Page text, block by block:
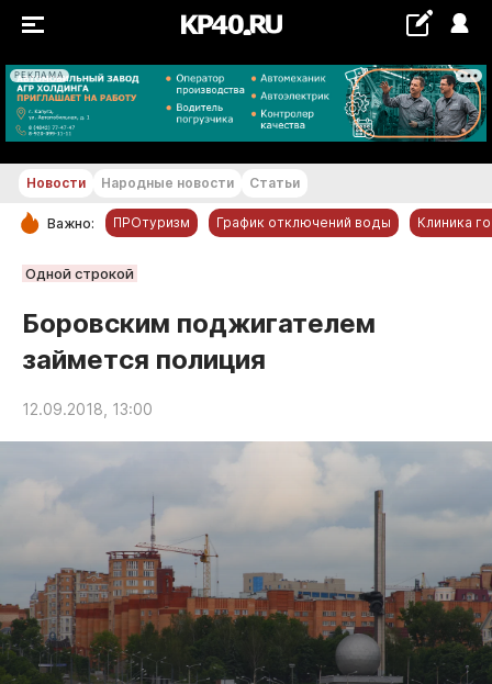
РЕКЛАМА
+22...+23 °С
РУБРИКИ
Новости компаний
Статьи
Народные новости
Авто и транспорт
Благоустройство
Культура
Недвижимость и ЖКХ
Образование
Общество
Погода
Новости Народные новости Статьи
Важно: ПРОтуризм График отключений воды Клиника
Одной строкой
Боровским поджигателем
займется полиция
12.09.2018, 13:00